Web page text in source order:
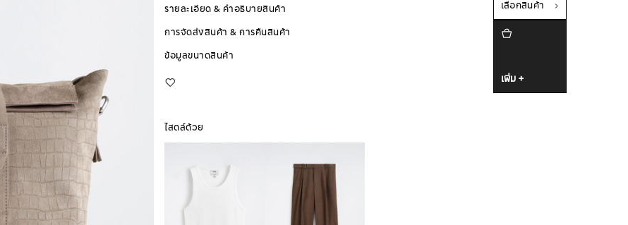
รายละเอียด & คำอธิบายสินค้า
การจัดส่งสินค้า & การคืนสินค้า
ข้อมูลขนาดสินค้า
เลือกสินค้า
เพิ่ม +
ไสตล์ด้วย